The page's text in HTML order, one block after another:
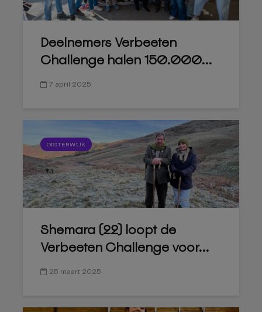
Deelnemers Verbeeten
Challenge halen 150.000...
7 april 2025
OISTERWIJK
Shemara (22) loopt de
Verbeeten Challenge voor...
25 maart 2025